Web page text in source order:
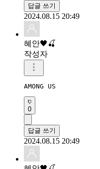
답글 쓰기
2024.08.15 20:49
혜안🖤🍒
작성자
AMONG US
0
답글 쓰기
2024.08.15 20:49